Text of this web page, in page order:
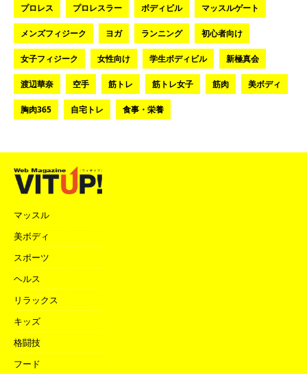
プロレス プロレスラー ボディビル マッスルゲート
メンズフィジーク ヨガ ランニング 初心者向け
女子フィジーク 女性向け 学生ボディビル 新極真会
渡辺華奈 空手 筋トレ 筋トレ女子 筋肉 美ボディ
胸肉365 自宅トレ 食事・栄養
マッスル
美ボディ
スポーツ
ヘルス
リラックス
キッズ
格闘技
フード